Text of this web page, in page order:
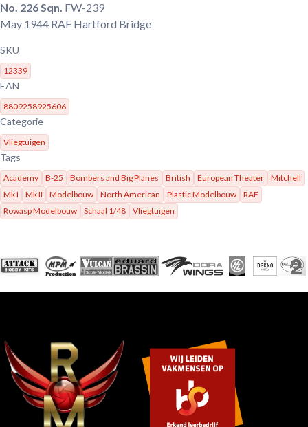
No. 226 Sqn. FW-239
May 1944 RAF Hartford Bridge
SKU
12339
EAN
8809258925606
Categorie
Vliegtuigen
Tags
Academy B-25 Bombers and Big Planes British European Theater
Mitchell
Mk I
Mk II Modelbouw North American Plastic Modelbouw
RAF
Rowasp Modelbouw
Schaal 1/48 Vliegtuigen